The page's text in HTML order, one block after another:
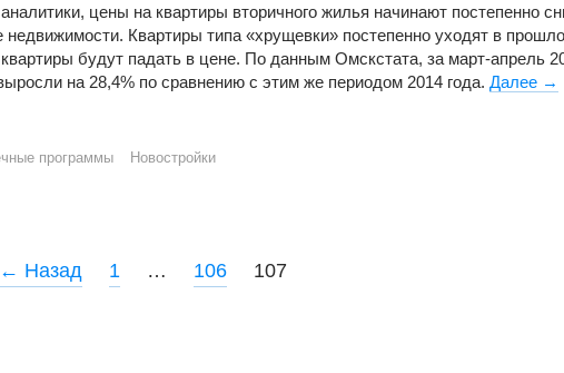
цены на квартиры вторичного жилья начинают постепенно
недвижимости. Квартиры типа «хрущевки» постепенно уходят в
квартиры будут падать в цене. По данным Омскстата, за март-апрель
на 28,4% по сравнению с этим же периодом 2014 года. Далее →
программы Новостройки
← Назад 1 … 106 107